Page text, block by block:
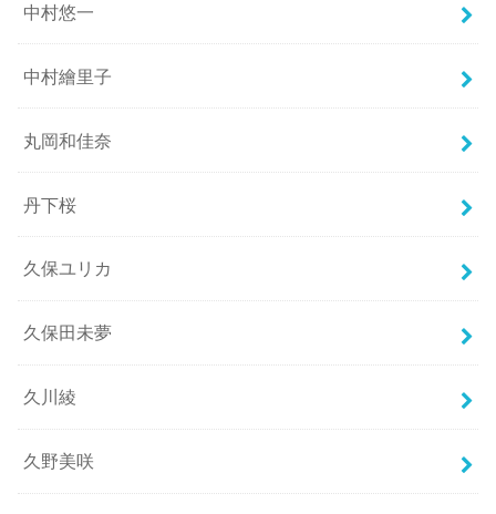
中村悠一
中村繪里子
丸岡和佳奈
丹下桜
久保ユリカ
久保田未夢
久川綾
久野美咲